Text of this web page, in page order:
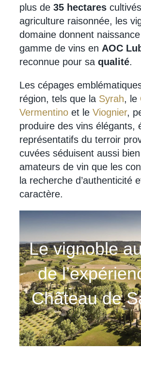
plus de 35 hectares
agriculture raisonnée, les
domaine donnent
gamme de vins en AOC
reconnue pour sa qualité.
Les cépages
région, tels que la Syrah, le
Vermentino et le Viognier,
produire des vins élégants,
représentatifs du terroir
cuvées séduisent aussi
amateurs de vin que les
la recherche d’authenticité
caractère.
Le vignoble
de
Château de